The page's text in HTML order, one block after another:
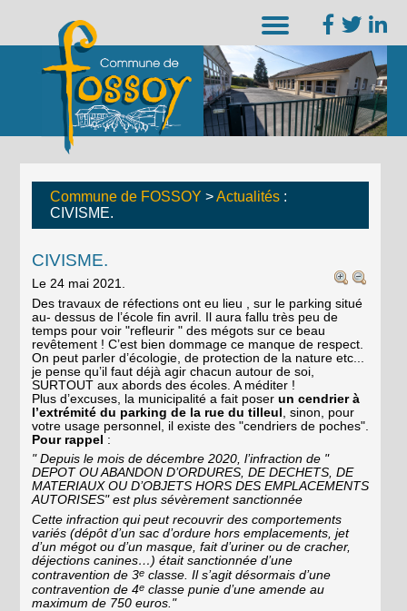
Commune de FOSSOY >Actualités:
CIVISME.
CIVISME.
Le 24 mai 2021.
Des travaux de réfections ont eu lieu , sur le parking situé
au- dessus de l’école fin avril. Il aura fallu très peu de
temps pour voir "refleurir " des mégots sur ce beau
revêtement ! C’est bien dommage ce manque de respect.
On peut parler d’écologie, de protection de la nature etc...
je pense qu’il faut déjà agir chacun autour de soi,
SURTOUT aux abords des écoles. A méditer !
Plus d’excuses, la municipalité a fait poserun cendrier à
l’extrémité du parking de la rue du tilleul , sinon, pour
votre usage personnel, il existe des "cendriers de poches".
Pour rappel :
" Depuis le mois de décembre 2020, l’infraction de "
DEPOT OU ABANDON D’ORDURES, DE DECHETS, DE
MATERIAUX OU D’OBJETS HORS DES EMPLACEMENTS
AUTORISES" est plus sévèrement sanctionnée
Cette infraction qui peut recouvrir des comportements
variés (dépôt d’un sac d’ordure hors emplacements, jet
d’un mégot ou d’un masque, fait d’uriner ou de cracher,
déjections canines…) était sanctionnée d’une
contravention de 3eclasse. Il s’agit désormais d’une
contravention de 4eclasse punie d’une amende au
maximum de 750 euros."